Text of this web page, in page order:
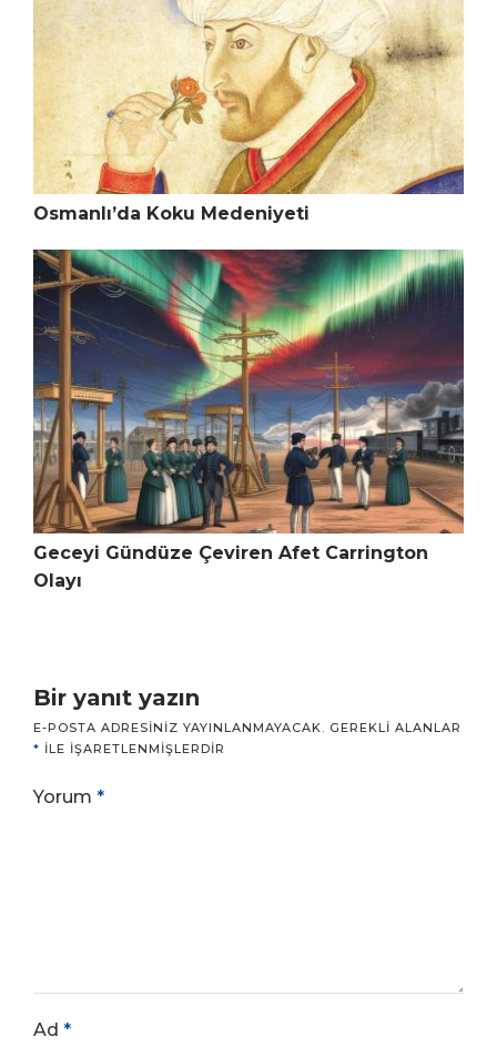
Osmanlı’da Koku Medeniyeti
Geceyi Gündüze Çeviren Afet Carrington
Olayı
Bir yanıt yazın
E-POSTA ADRESINIZ YAYINLANMAYACAK.
GEREKLI ALANLAR
* ILE IŞARETLENMIŞLERDIR
Yorum *
Ad *